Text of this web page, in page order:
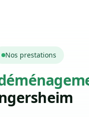
Nos prestations